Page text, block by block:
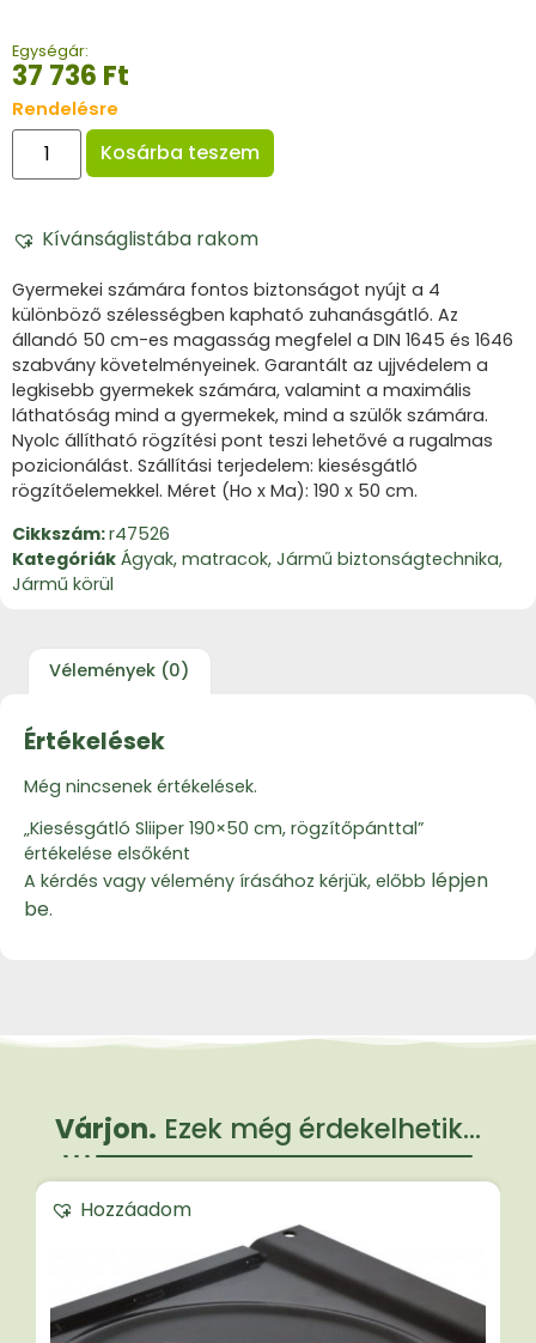
Egységár:
37 736 Ft
Rendelésre
Kosárba teszem
Kívánságlistába rakom
Gyermekei számára fontos biztonságot nyújt a 4
különböző szélességben kapható zuhanásgátló. Az
állandó 50 cm-es magasság megfelel a DIN 1645 és 1646
szabvány követelményeinek. Garantált az ujjvédelem a
legkisebb gyermekek számára, valamint a maximális
láthatóság mind a gyermekek, mind a szülők számára.
Nyolc állítható rögzítési pont teszi lehetővé a rugalmas
pozicionálást. Szállítási terjedelem: kiesésgátló
rögzítőelemekkel. Méret (Ho x Ma): 190 x 50 cm.
Cikkszám:r47526
Kategóriák Ágyak, matracok, Jármű biztonságtechnika,
Jármű körül
Vélemények (0)
Értékelések
Még nincsenek értékelések.
„Kiesésgátló Sliiper 190×50 cm, rögzítőpánttal”
értékelése elsőként
A kérdés vagy vélemény írásához kérjük, előbb lépjen
be.
Várjon. Ezek még érdekelhetik...
Hozzáadom